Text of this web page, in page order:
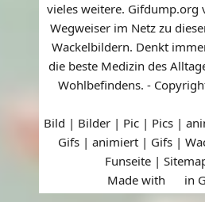
vieles weitere. Gifdump.org
Wegweiser im Netz zu
Wackelbildern. Denkt
die beste Medizin des
Wohlbefindens. -
Bild | Bilder | Pic | Pics |
Gifs | animiert | Gifs |
Funseite |
Made with
in